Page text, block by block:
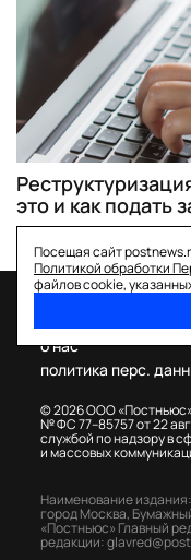
это и как подать
Посещая сайт
Политикой обработки
файлов cookie,
© 2026 ООО
№ ФС 77–85757 от 22
службой по надзору в
и массовых
о нас
политика перс.
Наименование издания:
город Москва,
«Постньюс» Главный
редакции: